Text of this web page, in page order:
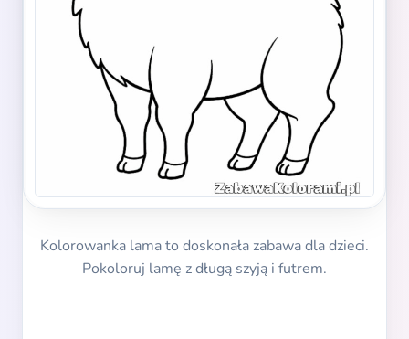
Kolorowanka lama to doskonała zabawa dla dzieci.
Pokoloruj lamę z długą szyją i futrem.